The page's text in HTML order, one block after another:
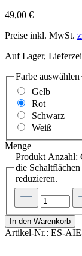
49,00 €
Preise inkl. MwSt.
Auf Lager,
Farbe auswählen
Gelb
Rot
Schwarz
Weiß
Menge
Produkt Anzahl:
die
reduzieren.
In den Warenkorb
Artikel-Nr.: ES-